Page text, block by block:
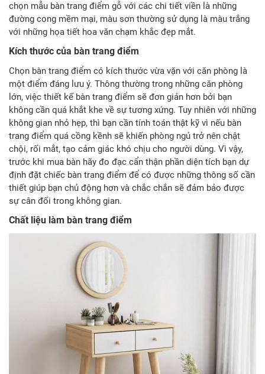
chọn mẫu bàn trang điểm gỗ với các chi tiết viền là những
đường cong mềm mại, màu sơn thường sử dụng là màu trắng
với những họa tiết hoa văn chạm khắc đẹp mắt.
Kích thước của bàn trang điểm
Chọn bàn trang điểm có kích thước vừa vặn với căn phòng là
một điểm đáng lưu ý. Thông thường trong những căn phòng
lớn, việc thiết kế bàn trang điểm sẽ đơn giản hơn bởi bạn
không cần quá khắt khe về sự tương xứng. Tuy nhiên với những
không gian nhỏ hẹp, thì bạn cần tính toán thật kỹ vì nếu bàn
trang điểm quá cồng kềnh sẽ khiến phòng ngủ trở nên chật
chội, rối mắt, tạo cảm giác khó chịu cho người dùng. Vì vậy,
trước khi mua bàn hãy đo đạc cẩn thận phần diện tích bạn dự
định đặt chiếc bàn trang điểm để có được những thông số cần
thiết giúp bạn chủ động hơn và chắc chắn sẽ đảm bảo được
sự cân đối trong không gian.
Chất liệu làm bàn trang điểm